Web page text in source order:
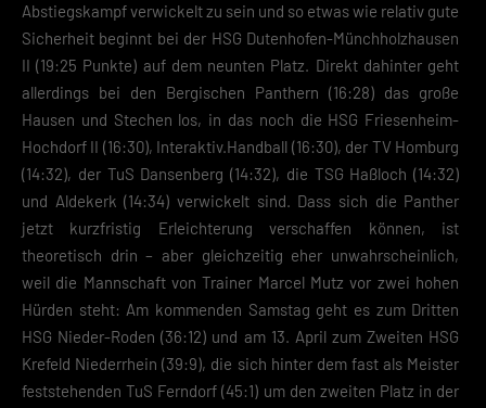
Abstiegskampf verwickelt zu sein und so etwas wie relativ gute
Sicherheit beginnt bei der HSG Dutenhofen-Münchholzhausen
II (19:25 Punkte) auf dem neunten Platz. Direkt dahinter geht
allerdings bei den Bergischen Panthern (16:28) das große
Hausen und Stechen los, in das noch die HSG Friesenheim-
Hochdorf II (16:30), Interaktiv.Handball (16:30), der TV Homburg
(14:32), der TuS Dansenberg (14:32), die TSG Haßloch (14:32)
und Aldekerk (14:34) verwickelt sind. Dass sich die Panther
jetzt kurzfristig Erleichterung verschaffen können, ist
theoretisch drin – aber gleichzeitig eher unwahrscheinlich,
weil die Mannschaft von Trainer Marcel Mutz vor zwei hohen
Hürden steht: Am kommenden Samstag geht es zum Dritten
HSG Nieder-Roden (36:12) und am 13. April zum Zweiten HSG
Krefeld Niederrhein (39:9), die sich hinter dem fast als Meister
feststehenden TuS Ferndorf (45:1) um den zweiten Platz in der